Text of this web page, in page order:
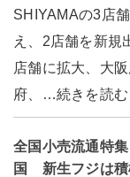
SHIYAMAの3店
え、2店舗を新規
店舗に拡大、大
府、…続きを読む
全国小売流通特
国 新生フジは積